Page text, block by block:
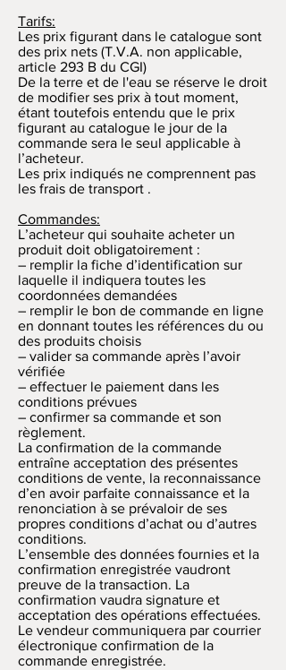
Tarifs:
Les prix figurant dans le catalogue sont
des prix nets (T.V.A. non applicable,
article 293 B du CGI)
De la terre et de l'eau se réserve le droit
de modifier ses prix à tout moment,
étant toutefois entendu que le prix
figurant au catalogue le jour de la
commande sera le seul applicable à
l’acheteur.
Les prix indiqués ne comprennent pas
les frais de transport .
Commandes:
L’acheteur qui souhaite acheter un
produit doit obligatoirement :
– remplir la fiche d’identification sur
laquelle il indiquera toutes les
coordonnées demandées
– remplir le bon de commande en ligne
en donnant toutes les références du ou
des produits choisis
– valider sa commande après l’avoir
vérifiée
– effectuer le paiement dans les
conditions prévues
– confirmer sa commande et son
règlement.
La confirmation de la commande
entraîne acceptation des présentes
conditions de vente, la reconnaissance
d’en avoir parfaite connaissance et la
renonciation à se prévaloir de ses
propres conditions d’achat ou d’autres
conditions.
L’ensemble des données fournies et la
confirmation enregistrée vaudront
preuve de la transaction. La
confirmation vaudra signature et
acceptation des opérations effectuées.
Le vendeur communiquera par courrier
électronique confirmation de la
commande enregistrée.